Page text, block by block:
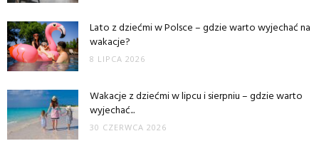
Lato z dziećmi w Polsce – gdzie warto wyjechać na
wakacje?
8 LIPCA 2026
Wakacje z dziećmi w lipcu i sierpniu – gdzie warto
wyjechać...
30 CZERWCA 2026